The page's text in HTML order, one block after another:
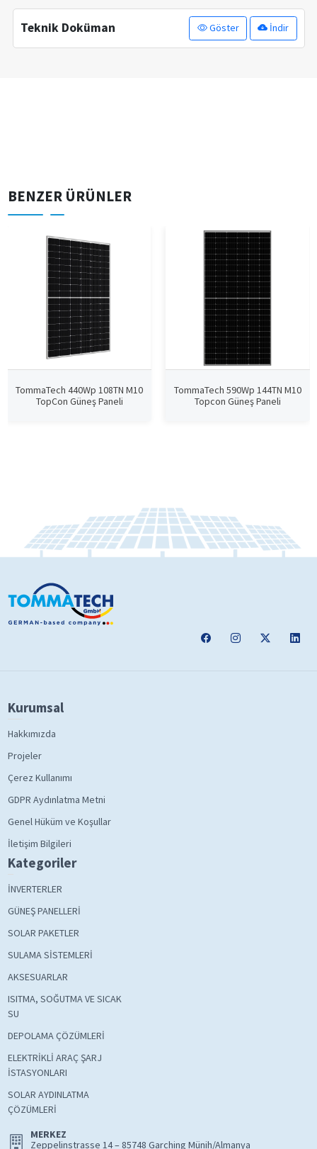
Teknik Doküman Göster İndir
BENZER ÜRÜNLER
TommaTech 440Wp 108TN M10
TopCon Güneş Paneli
TommaTech 590Wp 144TN M10
Topcon Güneş Paneli
Kurumsal
Hakkımızda
Projeler
Çerez Kullanımı
GDPR Aydınlatma Metni
Genel Hüküm ve Koşullar
İletişim Bilgileri
Kategoriler
İNVERTERLER
GÜNEŞ PANELLERİ
SOLAR PAKETLER
SULAMA SİSTEMLERİ
AKSESUARLAR
ISITMA, SOĞUTMA VE SICAK
SU
DEPOLAMA ÇÖZÜMLERİ
ELEKTRİKLİ ARAÇ ŞARJ
İSTASYONLARI
SOLAR AYDINLATMA
ÇÖZÜMLERİ
MERKEZ
Zeppelinstrasse 14 – 85748 Garching Münih/Almanya